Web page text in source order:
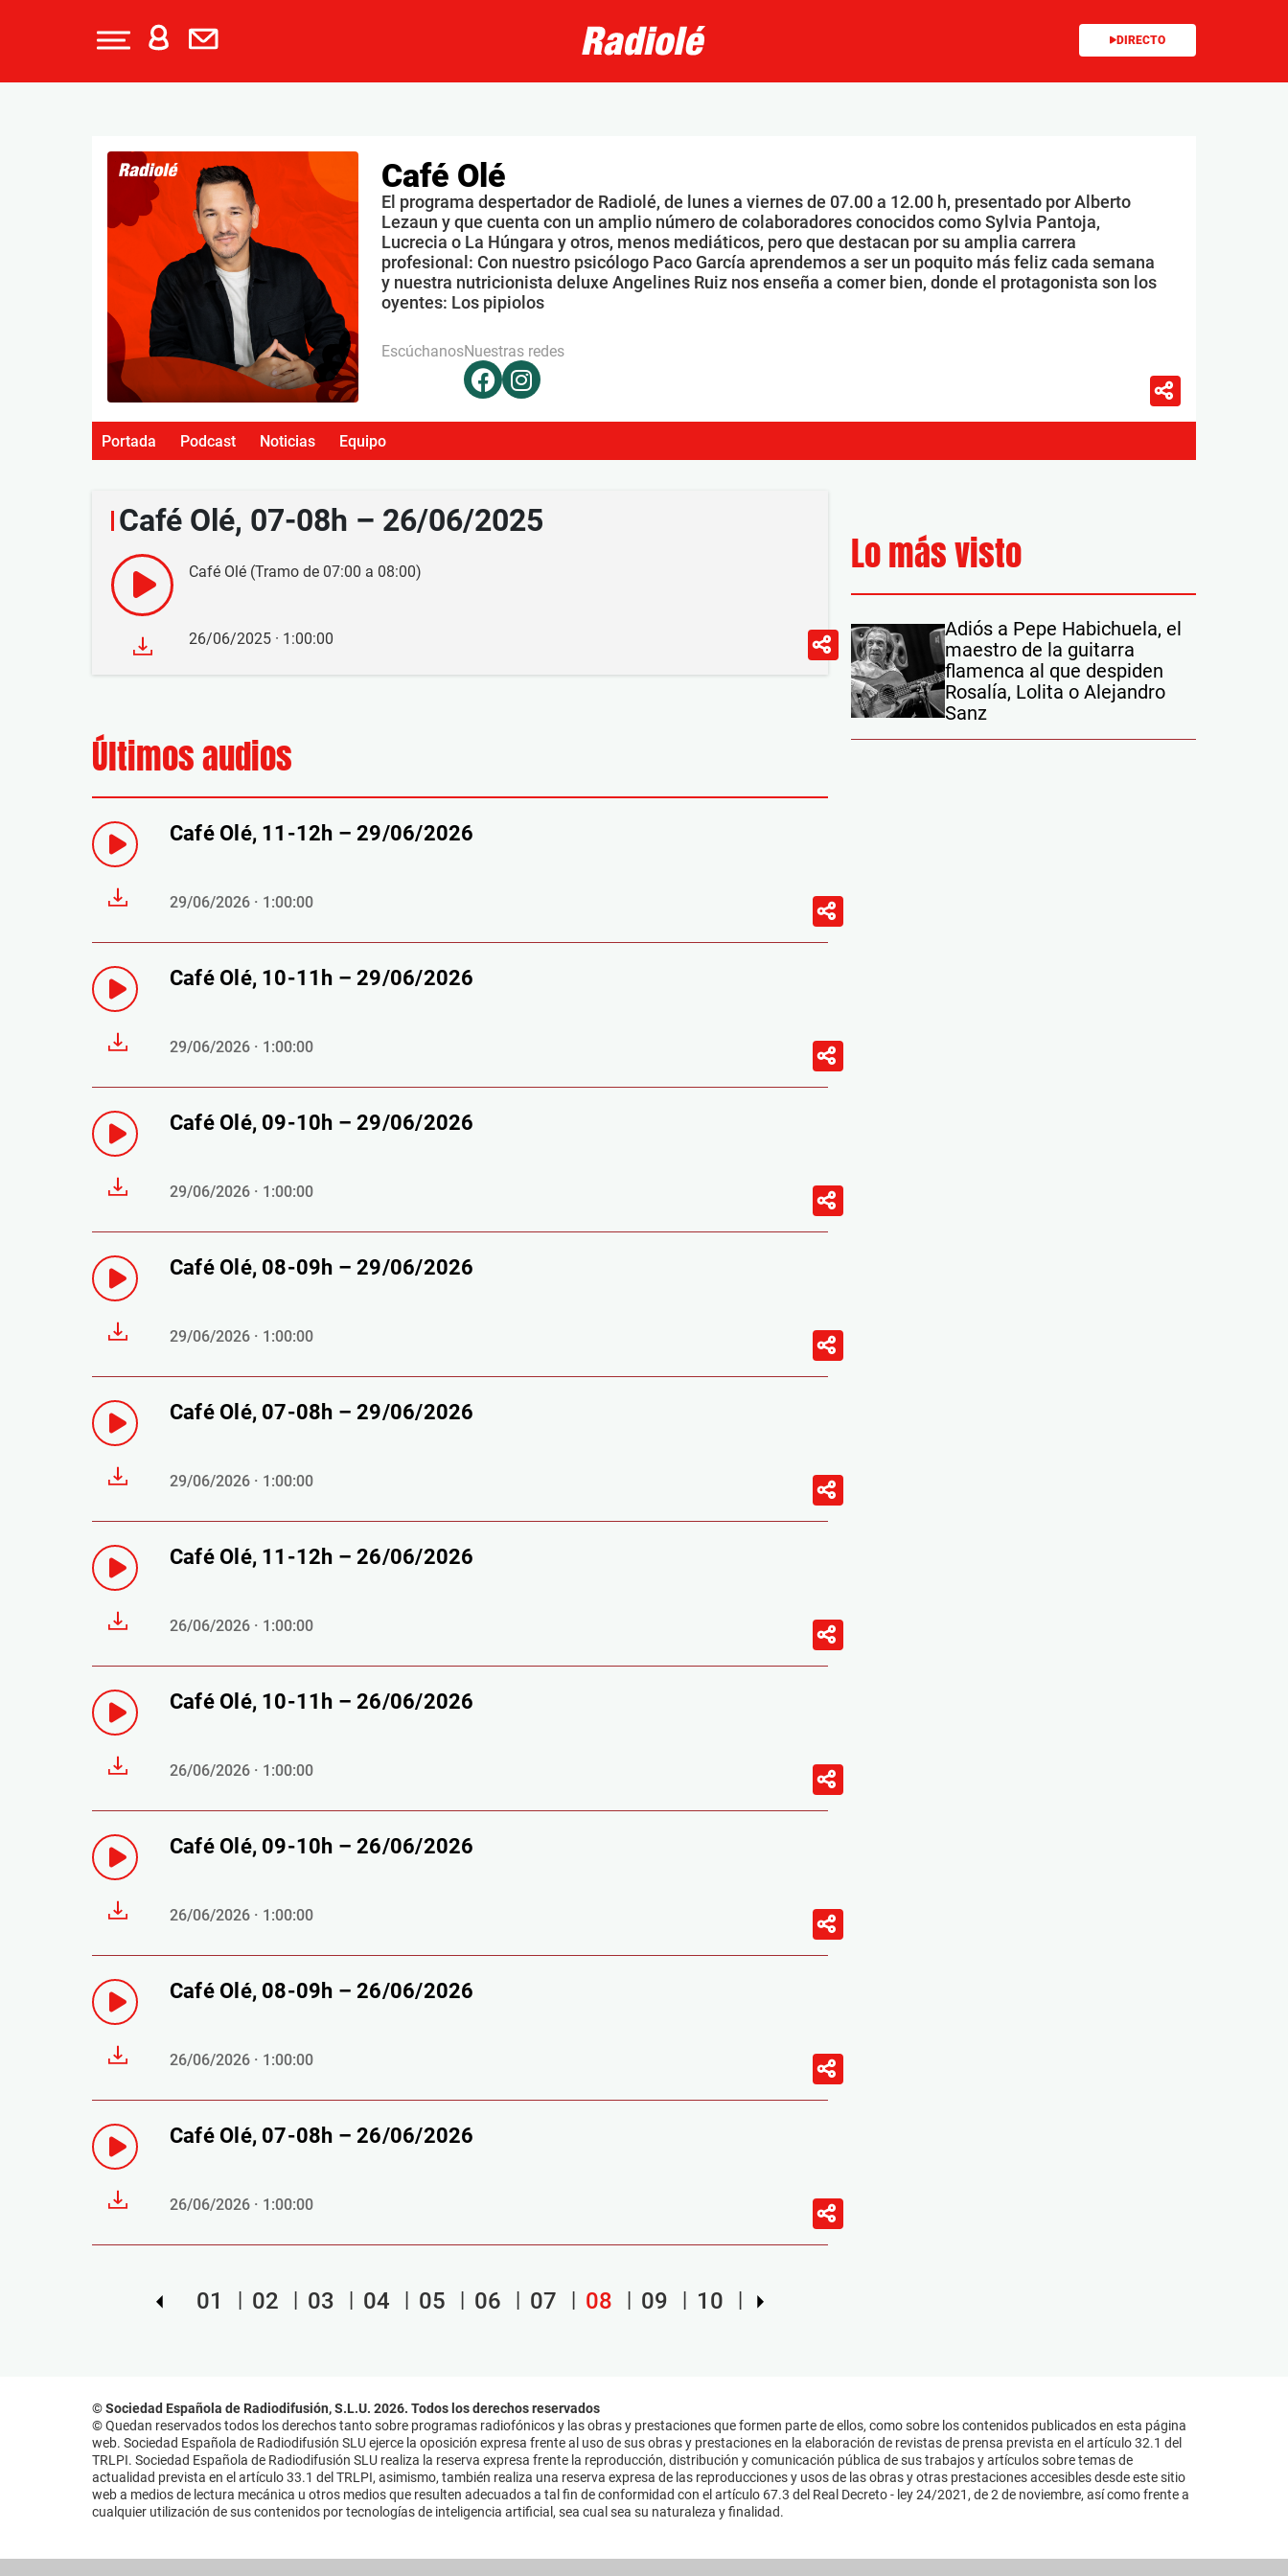
DIRECTO
Café Olé
El programa despertador de Radiolé, de lunes a viernes de 07.00 a 12.00 h, presentado por Alberto
Lezaun y que cuenta con un amplio número de colaboradores conocidos como Sylvia Pantoja,
Lucrecia o La Húngara y otros, menos mediáticos, pero que destacan por su amplia carrera
profesional: Con nuestro psicólogo Paco García aprendemos a ser un poquito más feliz cada semana
y nuestra nutricionista deluxe Angelines Ruiz nos enseña a comer bien, donde el protagonista son los
oyentes: Los pipiolos
EscúchanosNuestras redes
Portada Podcast Noticias Equipo
Café Olé, 07-08h – 26/06/2025
Café Olé (Tramo de 07:00 a 08:00)
26/06/2025 · 1:00:00
Últimos audios
Café Olé, 11-12h – 29/06/2026
29/06/2026 · 1:00:00
Café Olé, 10-11h – 29/06/2026
29/06/2026 · 1:00:00
Café Olé, 09-10h – 29/06/2026
29/06/2026 · 1:00:00
Café Olé, 08-09h – 29/06/2026
29/06/2026 · 1:00:00
Café Olé, 07-08h – 29/06/2026
29/06/2026 · 1:00:00
Café Olé, 11-12h – 26/06/2026
26/06/2026 · 1:00:00
Café Olé, 10-11h – 26/06/2026
26/06/2026 · 1:00:00
Café Olé, 09-10h – 26/06/2026
26/06/2026 · 1:00:00
Café Olé, 08-09h – 26/06/2026
26/06/2026 · 1:00:00
Café Olé, 07-08h – 26/06/2026
26/06/2026 · 1:00:00
01 02 03 04 05 06 07 08 09 10
Lo más visto
Adiós a Pepe Habichuela, el
maestro de la guitarra
flamenca al que despiden
Rosalía, Lolita o Alejandro
Sanz
© Sociedad Española de Radiodifusión, S.L.U. 2026. Todos los derechos reservados
© Quedan reservados todos los derechos tanto sobre programas radiofónicos y las obras y prestaciones que formen parte de ellos, como sobre los contenidos publicados en esta página
web. Sociedad Española de Radiodifusión SLU ejerce la oposición expresa frente al uso de sus obras y prestaciones en la elaboración de revistas de prensa prevista en el artículo 32.1 del
TRLPI. Sociedad Española de Radiodifusión SLU realiza la reserva expresa frente la reproducción, distribución y comunicación pública de sus trabajos y artículos sobre temas de
actualidad prevista en el artículo 33.1 del TRLPI, asimismo, también realiza una reserva expresa de las reproducciones y usos de las obras y otras prestaciones accesibles desde este sitio
web a medios de lectura mecánica u otros medios que resulten adecuados a tal fin de conformidad con el artículo 67.3 del Real Decreto - ley 24/2021, de 2 de noviembre, así como frente a
cualquier utilización de sus contenidos por tecnologías de inteligencia artificial, sea cual sea su naturaleza y finalidad.